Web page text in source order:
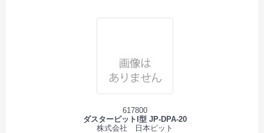
617800
ダスターピットI型 JP-DPA-20
株式会社 日本ピット